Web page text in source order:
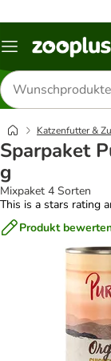
Menü
Produkte
suchen
Katzenfutter &
Sparpaket
g
Mixpaket 4 Sorten
This is a stars rating
Produkt